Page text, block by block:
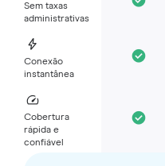
Sem taxas
administrativas
Conexão
instantânea
Cobertura
rápida e
confiável